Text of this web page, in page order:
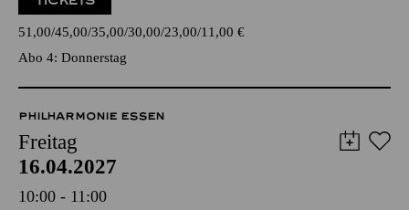
18:45 Einführung
TICKETS
51,00 45,00 35,00 30,00 23,00 11,00€
Abo 4: Donnerstag
PHILHARMONIE ESSEN
Freitag